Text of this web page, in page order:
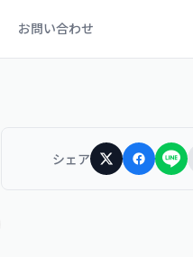
お問い合わせ
シェア